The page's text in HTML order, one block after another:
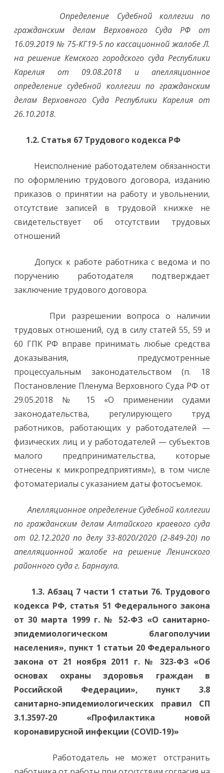
Определение Судебной коллегии по
гражданским делам Верховного Суда РФ от
16.09.2019 № 75-КГ19-5 по кассационной жалобе Л.
на решение Кемского городского суда Республики
Карелия от 09.08.2018 и апелляционное
определение судебной коллегии по гражданским
делам Верховного Суда Республики Карелия от
26.10.2018.
1.2. Статья 67 Трудового кодекса РФ
Неисполнение работодателем обязанности
по оформлению трудового договора, изданию
приказов о принятии на работу и увольнении,
отсутствие записей в трудовой книжке не
свидетельствует об отсутствии трудовых
отношений
Допуск к работе работника с ведома и по
поручению работодателя подтверждает
заключение трудового договора.
При разрешении вопроса о наличии
трудовых отношений, суд в силу статей 55, 59 и
60 ГПК РФ вправе принимать любые средства
доказывания, предусмотренные
процессуальным законодательством (п. 18
Постановление Пленума Верховного Суда РФ от
29.05.2018 № 15 «О применении судами
законодательства, регулирующего труд
работников, работающих у работодателей —
физических лиц и у работодателей — субъектов
малого предпринимательства, которые
отнесены к микропредприятиям»), в том числе
фотоматериалы с указанием даты фотосъемок.
Апелляционное определение Судебной коллегии
по гражданским делам Алтайского краевого суда
от 02.12.2020 по делу 33-8020/2020 (2-849-20) по
апелляционной жалобе на решение Ленинского
районного суда г. Барнаула.
1.3. Абзац 7 части 1 статьи 76. Трудового
кодекса РФ, статья 51 Федерального закона
от 30 марта 1999 г. № 52-ФЗ «О санитарно-
эпидемиологическом благополучии
населения», пункт 1 статьи 20 Федерального
закона от 21 ноября 2011 г. № 323-ФЗ «Об
основах охраны здоровья граждан в
Российской Федерации», пункт 3.8
санитарно-эпидемиологических правил СП
3.1.3597-20 «Профилактика новой
коронавирусной инфекции (COVID-19)»
Работодатель не может отстранить